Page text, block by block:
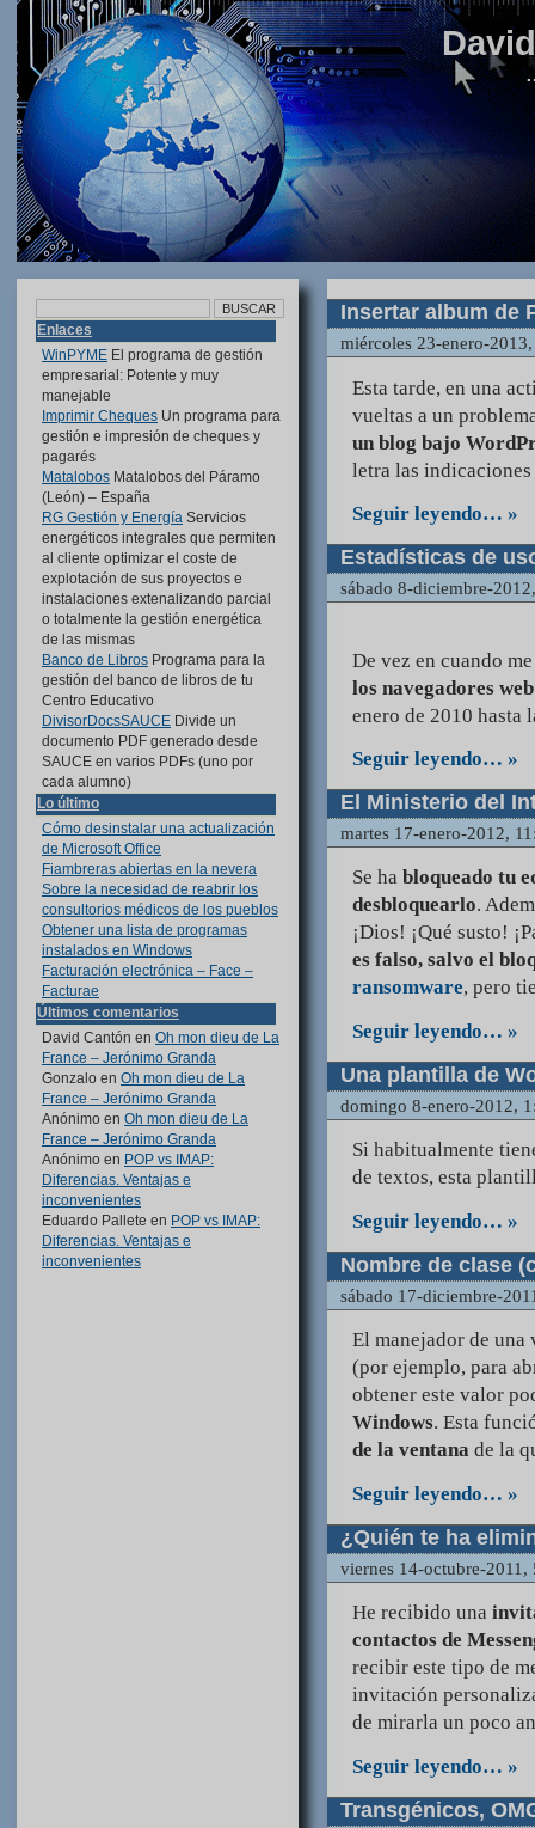
Insertar album de
miércoles 23-enero-
Esta tarde, en una
vueltas a un
un blog bajo
letra las indicaciones
Seguir leyendo… »
Estadísticas de
sábado 8-diciembre-
De vez en cuando
los navegadores
enero de 2010 hasta
Seguir leyendo… »
El Ministerio del
martes 17-enero-2012,
Se ha bloqueado tu
desbloquearlo.
¡Dios! ¡Qué susto!
es falso, salvo el
ransomware, pero
Seguir leyendo… »
Una plantilla de
domingo 8-enero-2012,
Si habitualmente
de textos, esta
Seguir leyendo… »
Nombre de clase
sábado 17-diciembre-
El manejador de una
(por ejemplo, para
obtener este valor
Windows. Esta
de la ventana de la
Seguir leyendo… »
¿Quién te ha
viernes 14-octubre-
He recibido una
contactos de
recibir este tipo de
invitación
de mirarla un poco
Seguir leyendo… »
Transgénicos,
Enlaces
WinPYME El programa de gestión
empresarial: Potente y muy
manejable
Imprimir Cheques Un programa para
gestión e impresión de cheques y
pagarés
Matalobos Matalobos del Páramo
(León) – España
RG Gestión y Energía Servicios
energéticos integrales que permiten
al cliente optimizar el coste de
explotación de sus proyectos e
instalaciones extenalizando parcial
o totalmente la gestión energética
de las mismas
Banco de Libros Programa para la
gestión del banco de libros de tu
Centro Educativo
DivisorDocsSAUCE Divide un
documento PDF generado desde
SAUCE en varios PDFs (uno por
cada alumno)
Lo último
Cómo desinstalar una actualización
de Microsoft Office
Fiambreras abiertas en la nevera
Sobre la necesidad de reabrir los
consultorios médicos de los pueblos
Obtener una lista de programas
instalados en Windows
Facturación electrónica – Face –
Facturae
Últimos comentarios
David Cantón en Oh mon dieu de La
France – Jerónimo Granda
Gonzalo en Oh mon dieu de La
France – Jerónimo Granda
Anónimo en Oh mon dieu de La
France – Jerónimo Granda
Anónimo en POP vs IMAP:
Diferencias. Ventajas e
inconvenientes
Eduardo Pallete en POP vs IMAP:
Diferencias. Ventajas e
inconvenientes